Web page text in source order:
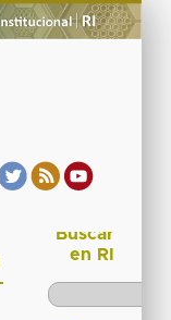
Buscar
en RI